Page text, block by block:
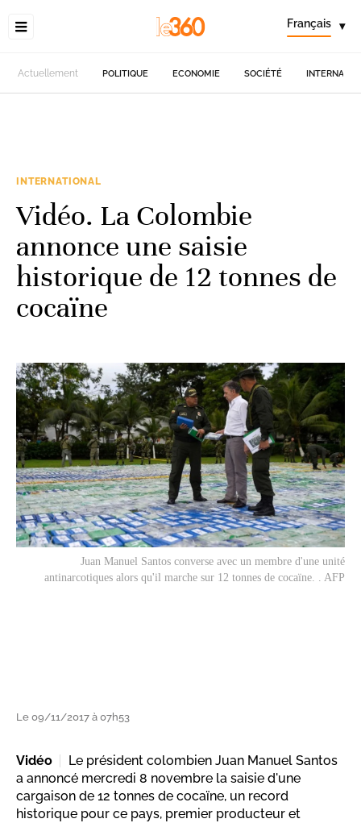
Français ▾
Actuellement POLITIQUE ECONOMIE SOCIÉTÉ
INTERNATIONAL
Vidéo. La Colombie
annonce une saisie
historique de 12 tonnes de
cocaïne
Juan Manuel Santos converse avec un membre d'une unité
antinarcotiques alors qu'il marche sur 12 tonnes de cocaïne. . AFP
Le 09/11/2017 à 07h53
Vidéo
Le président colombien Juan Manuel Santos
a annoncé mercredi 8 novembre la saisie d'une
cargaison de 12 tonnes de cocaïne, un record
historique pour ce pays, premier producteur et